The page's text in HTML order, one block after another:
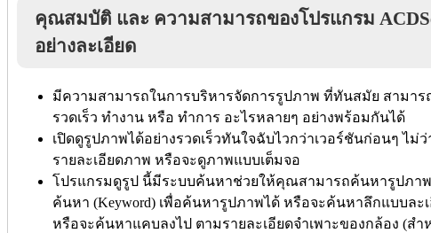
คุณสมบัติ และ ความสามารถของโปรแกรม
อย่างละเอียด
มีความสามารถในการบริหารจัดการรูปภาพ ที่ทันสมัย สามาร
รวดเร็ว ทำงาน หรือ ทำการ อะไรหลายๆ อย่างพร้อมกันได้
เปิดดูรูปภาพได้อย่างรวดเร็วทันใจฉับไวกว่าเวอร์ชันก่อนๆ ไ
รายละเอียดภาพ หรือจะดูภาพแบบเต็มจอ
โปรแกรมดูรูป นี้มีระบบค้นหาช่วยให้คุณสามารถค้นหารูปภาพ
ค้นหา (Keyword) เพื่อค้นหารูปภาพได้ หรือจะค้นหาลึกแบบละเ
หรือจะค้นหาแคบลงไป ตามรายละเอียดจำเพาะของกล้อง (ส